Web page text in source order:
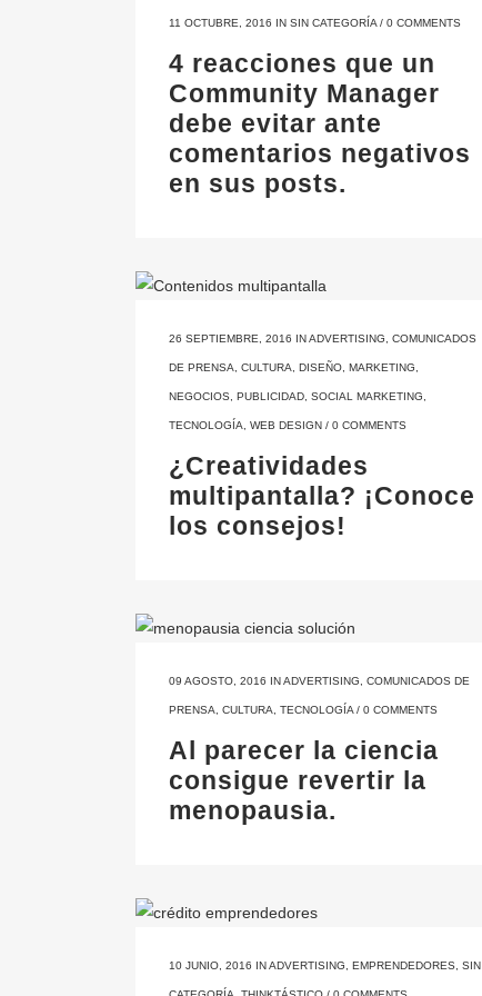
11 OCTUBRE, 2016 IN SIN CATEGORÍA / 0 COMMENTS
4 reacciones que un
Community Manager
debe evitar ante
comentarios negativos
en sus posts.
26 SEPTIEMBRE, 2016 INADVERTISING COMUNICADOS
DE PRENSA CULTURA DISEÑO MARKETING
NEGOCIOS PUBLICIDAD SOCIAL MARKETING
TECNOLOGÍA WEB DESIGN / 0 COMMENTS
¿Creatividades
multipantalla? ¡Conoce
los consejos!
09 AGOSTO, 2016 INADVERTISING COMUNICADOS DE
PRENSA CULTURA TECNOLOGÍA / 0 COMMENTS
Al parecer la ciencia
consigue revertir la
menopausia.
10 JUNIO, 2016 INADVERTISING EMPRENDEDORES SIN